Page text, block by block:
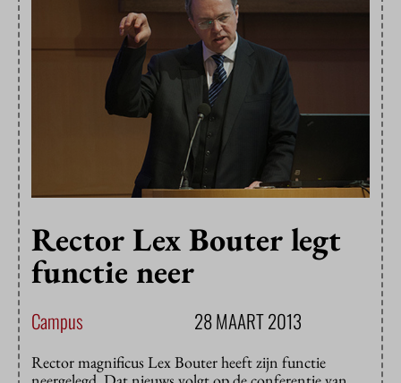
Rector Lex Bouter legt
functie neer
Campus 28 MAART 2013
Rector magnificus Lex Bouter heeft zijn functie